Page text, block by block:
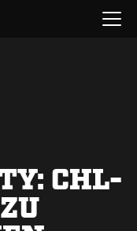
Menü
öffnen
CHL-